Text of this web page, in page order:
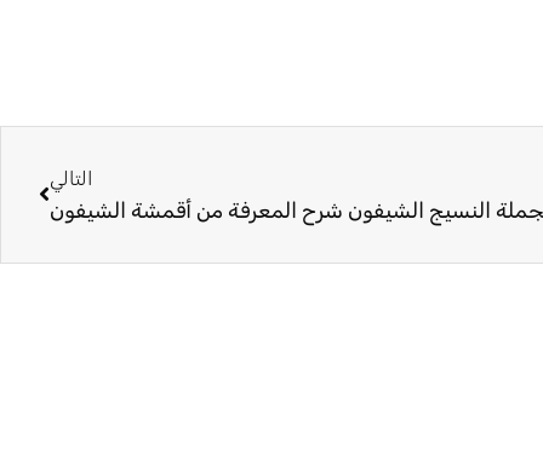
التالي
النسيج الشيفون شرح المعرفة من أقمشة الشيفون